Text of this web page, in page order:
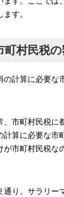
す。
町村民税
の計算に必要な
、市町村民税に
計算に必要な市
が市町村民税な
通り。サラリー